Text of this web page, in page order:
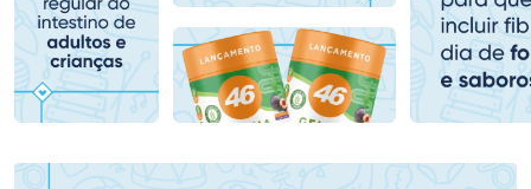
Comprar sem Desconto
Por R$ 84,99/cada
Comprar sem Desconto
Por R$ 84,99/cada
Comprar sem Desconto
Por R$ 149,90/cada
Comprar sem Desconto
Por R$ 149,90/cada